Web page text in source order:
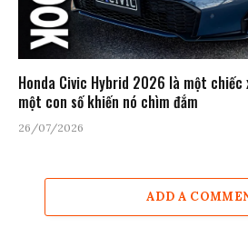
Honda Civic Hybrid 2026 là một
một con số khiến nó chìm đắm
26/07/2026
ADD A